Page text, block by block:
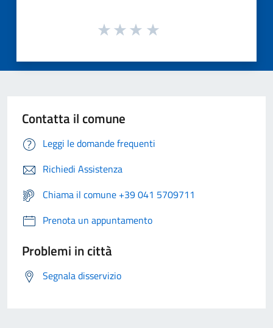
Contatta il comune
Leggi le domande frequenti
Richiedi Assistenza
Chiama il comune +39 041 5709711
Prenota un appuntamento
Problemi in città
Segnala disservizio